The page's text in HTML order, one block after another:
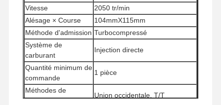
Vitesse
2050 tr/min
Alésage × Course
104mmX115mm
Méthode d'admission Turbocompressé
Système de
carburant
Injection directe
Quantité minimum de
commande
1 pièce
Méthodes de
paiement
Union occidentale, T/T